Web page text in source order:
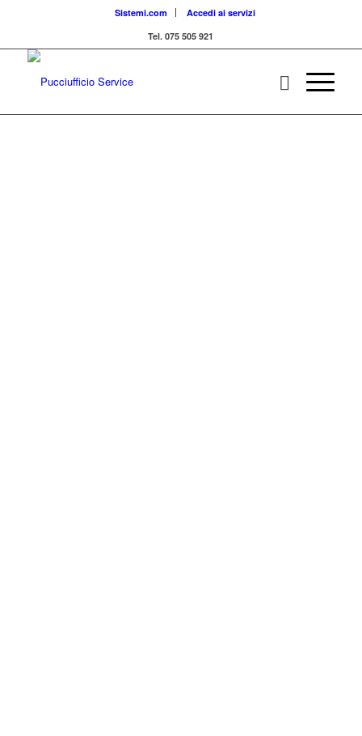
Sistemi.com
Accedi ai servizi
Tel. 075 505 921